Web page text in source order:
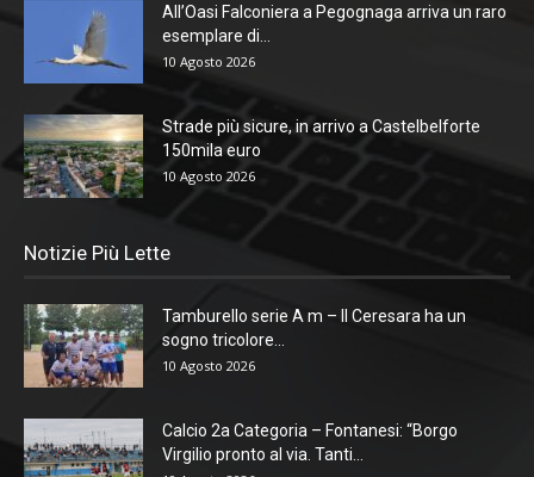
All’Oasi Falconiera a Pegognaga arriva un raro
esemplare di...
10 Agosto 2026
Strade più sicure, in arrivo a Castelbelforte
150mila euro
10 Agosto 2026
Notizie Più Lette
Tamburello serie A m – Il Ceresara ha un
sogno tricolore...
10 Agosto 2026
Calcio 2a Categoria – Fontanesi: “Borgo
Virgilio pronto al via. Tanti...